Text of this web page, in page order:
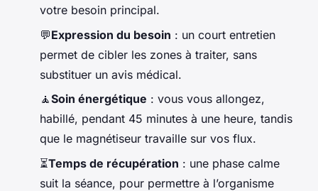
votre besoin principal.
💬Expression du besoin : un court entretien
permet de cibler les zones à traiter, sans
substituer un avis médical.
🧘Soin énergétique : vous vous allongez,
habillé, pendant 45 minutes à une heure, tandis
que le magnétiseur travaille sur vos flux.
⏳Temps de récupération : une phase calme
suit la séance, pour permettre à l’organisme